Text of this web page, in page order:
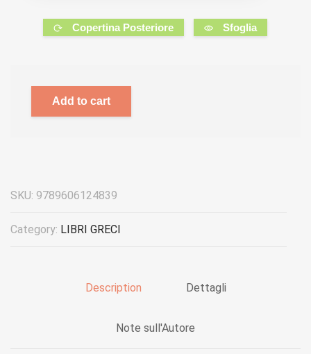
Copertina Posteriore Sfoglia
Add to cart
SKU: 9789606124839
Category: LIBRI GRECI
Description Dettagli
Note sull'Autore